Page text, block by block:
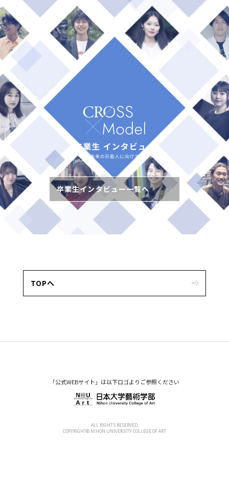
卒業生インタビュー一覧へ
TOPへ
「公式WEBサイト」は以下ロゴよりご参照ください
ALL RIGHTS RESERVED.
COPYRIGHT© NIHON UNIVERSITY COLLEGE OF ART